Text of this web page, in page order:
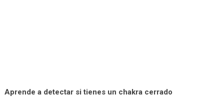
Aprende a detectar si tienes un chakra cerrado